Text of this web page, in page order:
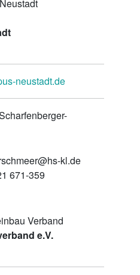
neustadt.de
kl.de
671-359
e.V.